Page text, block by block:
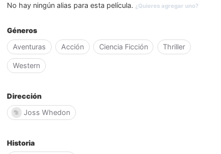
No hay ningún alias para esta película. ¿Quieres agregar uno?
Géneros
Aventuras
Acción Ciencia Ficción Thriller
Western
Dirección
Joss Whedon
Historia